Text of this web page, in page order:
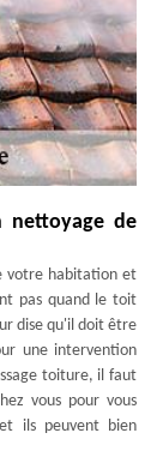
nettoyage de
votre habitation et
pas quand le toit
dise qu'il doit être
une intervention
toiture, il faut
vous pour vous
ils peuvent bien